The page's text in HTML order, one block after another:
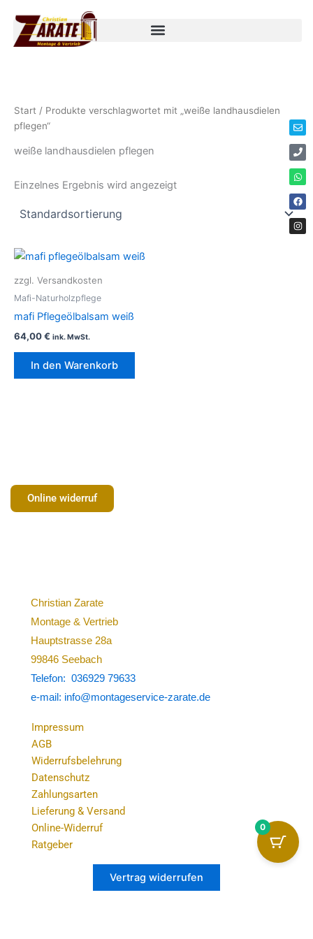
Inhalt
springen
Start / Produkte verschlagwortet mit „weiße landhausdielen
pflegen“
weiße landhausdielen pflegen
Einzelnes Ergebnis wird angezeigt
zzgl. Versandkosten
Mafi-Naturholzpflege
mafi Pflegeölbalsam weiß
64,00€ ink. MwSt.
In den Warenkorb
Online widerruf
Christian Zarate
Montage & Vertrieb
Hauptstrasse 28a
99846 Seebach
Telefon: 036929 79633
e-mail: info@montageservice-zarate.de
Impressum
AGB
Widerrufsbelehrung
Datenschutz
Zahlungsarten
Lieferung & Versand
Online-Widerruf
Ratgeber
Vertrag widerrufen
0